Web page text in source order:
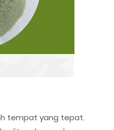
tempat yang tepat.